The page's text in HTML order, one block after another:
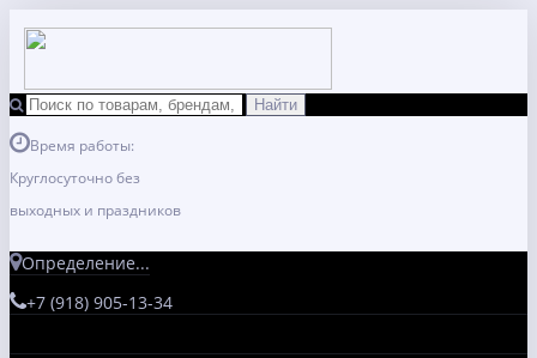
Время работы:
Круглосуточно без
выходных и праздников
Определение...
+7 (918) 905-13-34